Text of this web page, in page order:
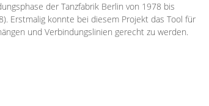
der Tanzfabrik Berlin von 1978 bis
Erstmalig konnte bei diesem Projekt das Tool für
und Verbindungslinien gerecht zu werden.